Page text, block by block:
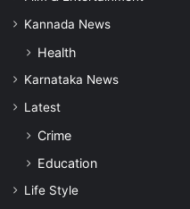
Kannada News
Health
Karnataka News
Latest
Crime
Education
Life Style